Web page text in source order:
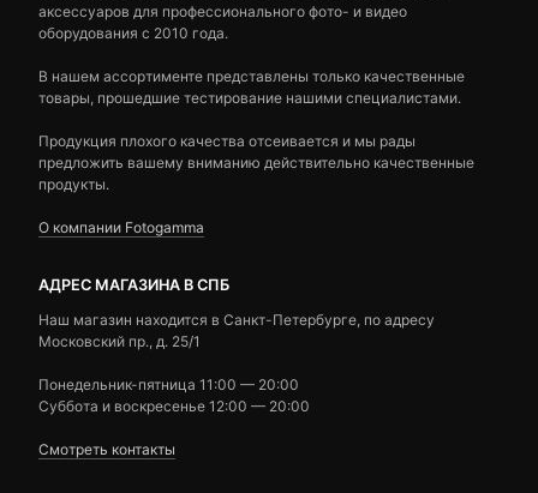
аксессуаров для профессионального фото- и видео
оборудования с 2010 года.
В нашем ассортименте представлены только качественные
товары, прошедшие тестирование нашими специалистами.
Продукция плохого качества отсеивается и мы рады
предложить вашему вниманию действительно качественные
продукты.
О компании Fotogamma
АДРЕС МАГАЗИНА В СПБ
Наш магазин находится в Санкт-Петербурге, по адресу
Московский пр., д. 25/1
Понедельник-пятница 11:00 — 20:00
Суббота и воскресенье 12:00 — 20:00
Смотреть контакты